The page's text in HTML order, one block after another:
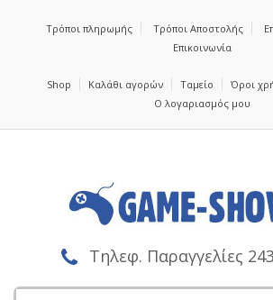
Τρόποι πληρωμής Τρόποι Αποστολής
Επικοινωνία
Shop Καλάθι αγορών Ταμείο
Όροι
Ο λογαριασμός μου
Τηλεφ. Παραγγελίες